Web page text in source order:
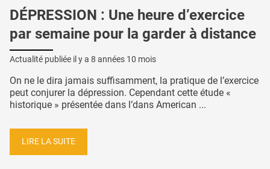
DÉPRESSION : Une heure d’exercice
par semaine pour la garder à distance
Actualité publiée il y a 8 années 10 mois
On ne le dira jamais suffisamment, la pratique de l’exercice
peut conjurer la dépression. Cependant cette étude «
historique » présentée dans l’dans American ...
LIRE LA SUITE